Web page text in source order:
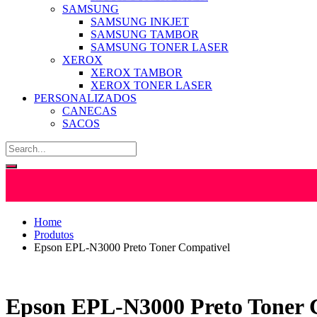
SAMSUNG
SAMSUNG INKJET
SAMSUNG TAMBOR
SAMSUNG TONER LASER
XEROX
XEROX TAMBOR
XEROX TONER LASER
PERSONALIZADOS
CANECAS
SACOS
Home
Produtos
Epson EPL-N3000 Preto Toner Compativel
Epson EPL-N3000 Preto Toner